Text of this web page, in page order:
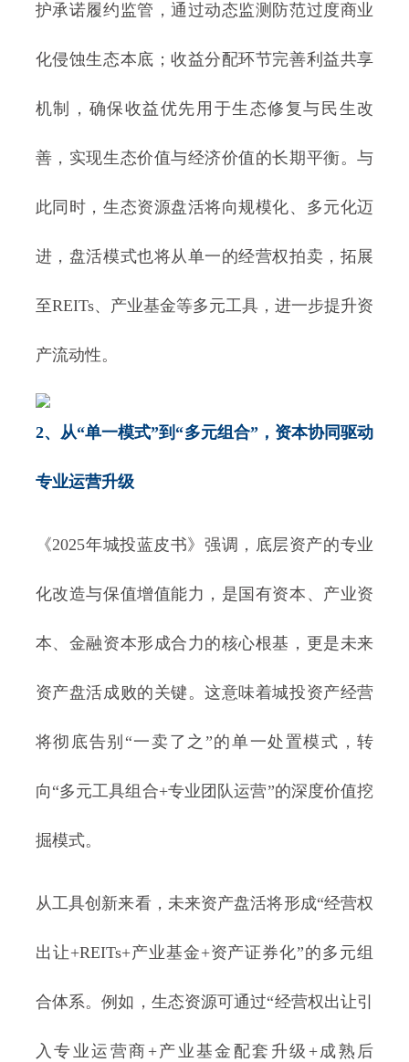
护承诺履约监管，通过动态监测防范过度商业
化侵蚀生态本底；收益分配环节完善利益共享
机制，确保收益优先用于生态修复与民生改
善，实现生态价值与经济价值的长期平衡。与
此同时，生态资源盘活将向规模化、多元化迈
进，盘活模式也将从单一的经营权拍卖，拓展
至REITs、产业基金等多元工具，进一步提升资
产流动性。
2、从“单一模式”到“多元组合”，资本协同驱动
专业运营升级
《2025年城投蓝皮书》强调，底层资产的专业
化改造与保值增值能力，是国有资本、产业资
本、金融资本形成合力的核心根基，更是未来
资产盘活成败的关键。这意味着城投资产经营
将彻底告别“一卖了之”的单一处置模式，转
向“多元工具组合+专业团队运营”的深度价值挖
掘模式。
从工具创新来看，未来资产盘活将形成“经营权
出让+REITs+产业基金+资产证券化”的多元组
合体系。例如，生态资源可通过“经营权出让引
入专业运营商+产业基金配套升级+成熟后